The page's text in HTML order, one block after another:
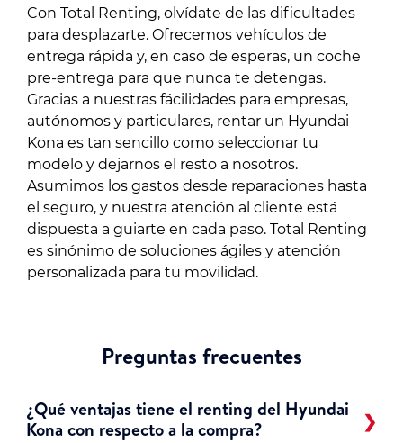
Con Total Renting, olvídate de las dificultades
para desplazarte. Ofrecemos vehículos de
entrega rápida y, en caso de esperas, un coche
pre-entrega para que nunca te detengas.
Gracias a nuestras fácilidades para empresas,
autónomos y particulares, rentar un Hyundai
Kona es tan sencillo como seleccionar tu
modelo y dejarnos el resto a nosotros.
Asumimos los gastos desde reparaciones hasta
el seguro, y nuestra atención al cliente está
dispuesta a guiarte en cada paso. Total Renting
es sinónimo de soluciones ágiles y atención
personalizada para tu movilidad.
Preguntas frecuentes
¿Qué ventajas tiene el renting del Hyundai
Kona con respecto a la compra?